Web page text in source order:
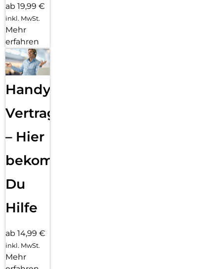
ab 19,99 €
inkl. MwSt.
Mehr
erfahren
Handy
Vertragsabwicklung
– Hier
bekommst
Du
Hilfe
ab 14,99 €
inkl. MwSt.
Mehr